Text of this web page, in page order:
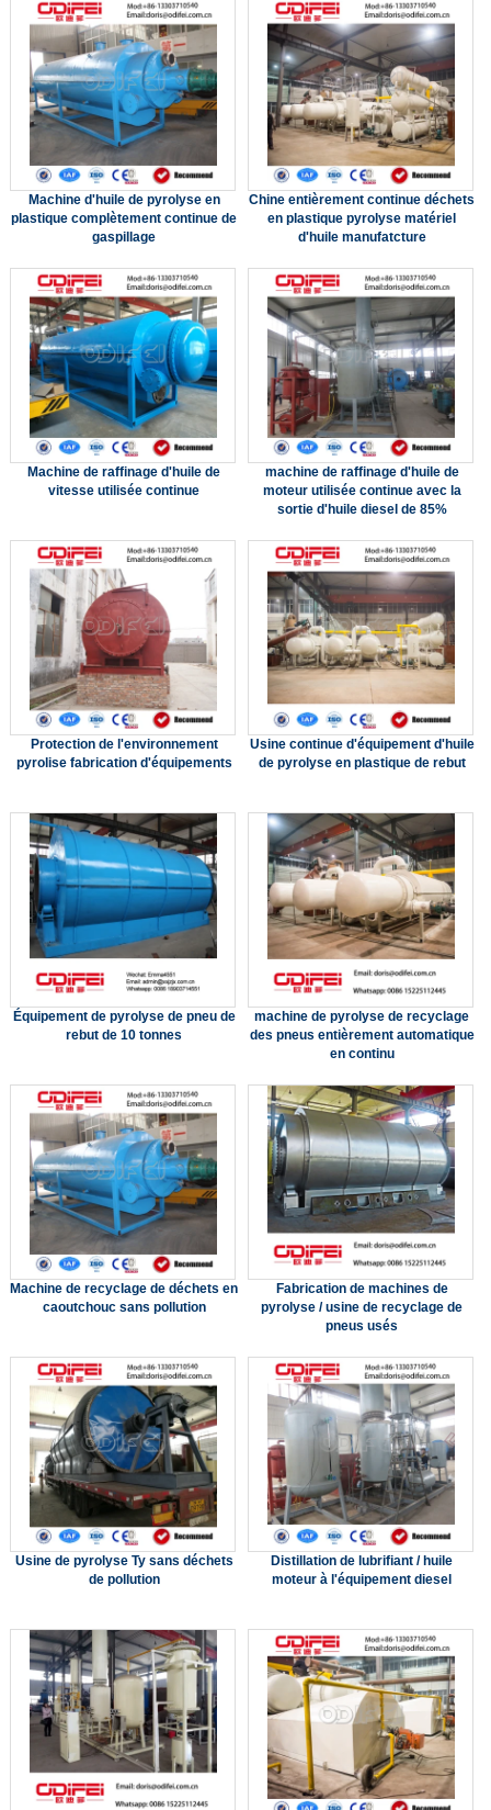
Machine d'huile de pyrolyse en
plastique complètement continue de
gaspillage
Chine entièrement continue déchets
en plastique pyrolyse matériel
d'huile manufatcture
Machine de raffinage d'huile de
vitesse utilisée continue
machine de raffinage d'huile de
moteur utilisée continue avec la
sortie d'huile diesel de 85%
Protection de l'environnement
pyrolise fabrication d'équipements
Usine continue d'équipement d'huile
de pyrolyse en plastique de rebut
Équipement de pyrolyse de pneu de
rebut de 10 tonnes
machine de pyrolyse de recyclage
des pneus entièrement automatique
en continu
Machine de recyclage de déchets en
caoutchouc sans pollution
Fabrication de machines de
pyrolyse / usine de recyclage de
pneus usés
Usine de pyrolyse Ty sans déchets
de pollution
Distillation de lubrifiant / huile
moteur à l'équipement diesel